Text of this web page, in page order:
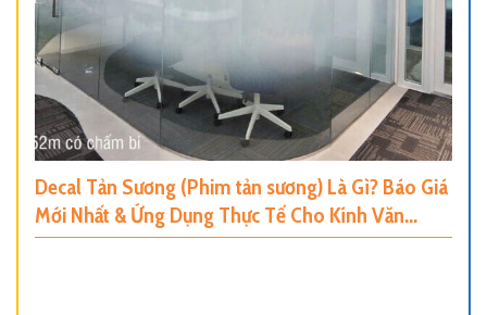
Decal Tản Sương (Phim tản sương) Là Gì? Báo Giá
Mới Nhất & Ứng Dụng Thực Tế Cho Kính Văn
Phòng, Nhà Ở